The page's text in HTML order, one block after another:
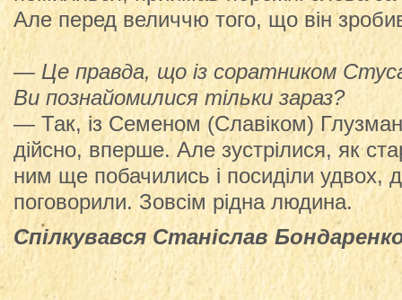
Але перед величчю того, що він
— Це правда, що із соратником
Ви познайомилися тільки зараз?
— Так, із Семеном (Славіком)
дійсно, вперше. Але зустрілися, як
ним ще побачились і посиділи удвох,
поговорили. Зовсім рідна людина.
Спілкувався Станіслав